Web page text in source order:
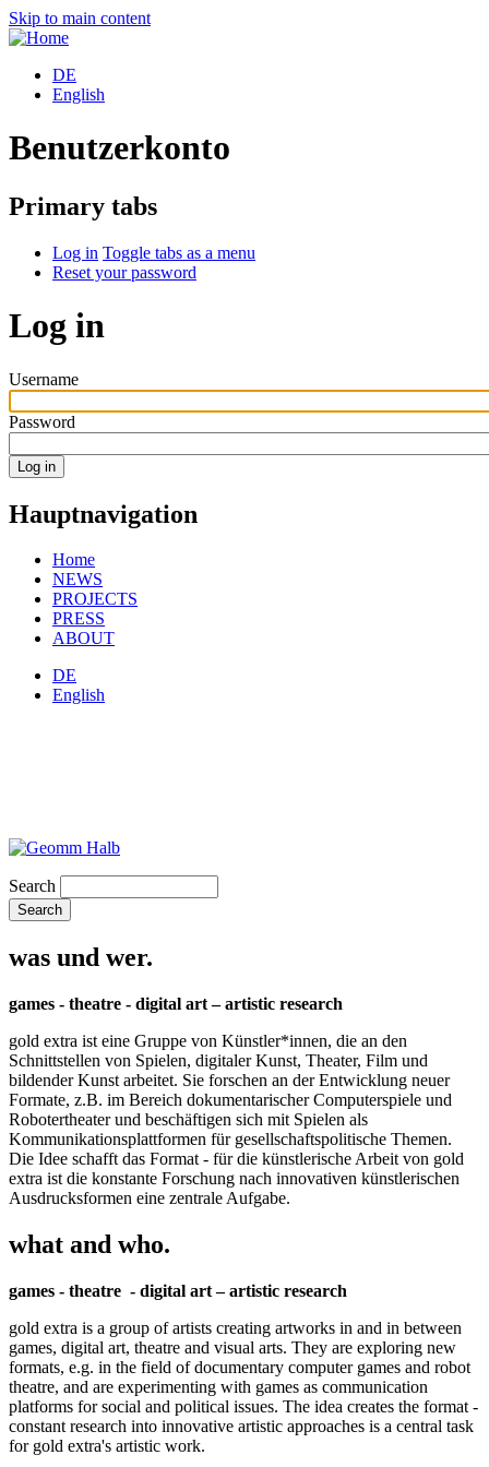
Skip to main content
DE
English
Benutzerkonto
Primary tabs
Log in Toggle tabs as a menu
Reset your password
Log in
Username
Password
Hauptnavigation
Home
NEWS
PROJECTS
PRESS
ABOUT
DE
English
Search
was und wer.
games - theatre - digital art – artistic research
gold extra ist eine Gruppe von Künstler*innen, die an den
Schnittstellen von Spielen, digitaler Kunst, Theater, Film und
bildender Kunst arbeitet. Sie forschen an der Entwicklung neuer
Formate, z.B. im Bereich dokumentarischer Computerspiele und
Robotertheater und beschäftigen sich mit Spielen als
Kommunikationsplattformen für gesellschaftspolitische Themen.
Die Idee schafft das Format - für die künstlerische Arbeit von gold
extra ist die konstante Forschung nach innovativen künstlerischen
Ausdrucksformen eine zentrale Aufgabe.
what and who.
games - theatre - digital art – artistic research
gold extra is a group of artists creating artworks in and in between
games, digital art, theatre and visual arts. They are exploring new
formats, e.g. in the field of documentary computer games and robot
theatre, and are experimenting with games as communication
platforms for social and political issues. The idea creates the format -
constant research into innovative artistic approaches is a central task
for gold extra's artistic work.